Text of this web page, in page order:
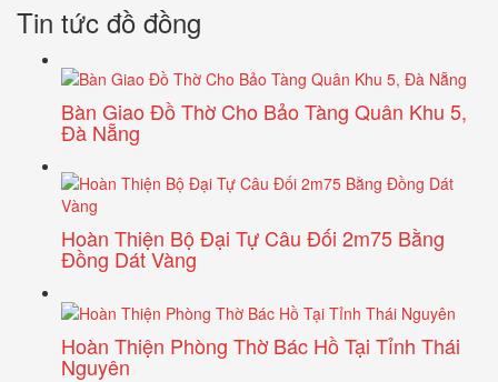
Tin tức đồ đồng
Bàn Giao Đồ Thờ Cho Bảo Tàng Quân Khu 5,
Đà Nẵng
Hoàn Thiện Bộ Đại Tự Câu Đối 2m75 Bằng
Đồng Dát Vàng
Hoàn Thiện Phòng Thờ Bác Hồ Tại Tỉnh Thái
Nguyên